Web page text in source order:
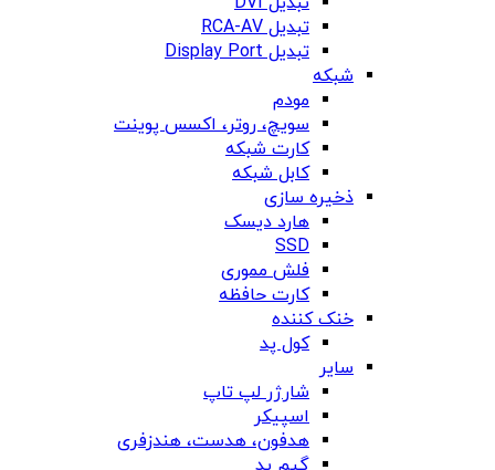
تبدیل RCA-AV
تبدیل Display Port
شبکه
مودم
سویچ، روتر، اکسس پوینت
کارت شبکه
کابل شبکه
ذخیره سازی
هارد دیسک
SSD
فلش مموری
کارت حافظه
خنک کننده
کول پد
سایر
شارژر لپ تاپ
اسپیکر
هدفون، هدست، هندزفری